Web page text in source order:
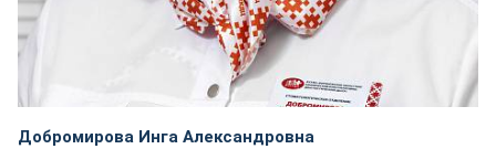
Добромирова Инга Александровна